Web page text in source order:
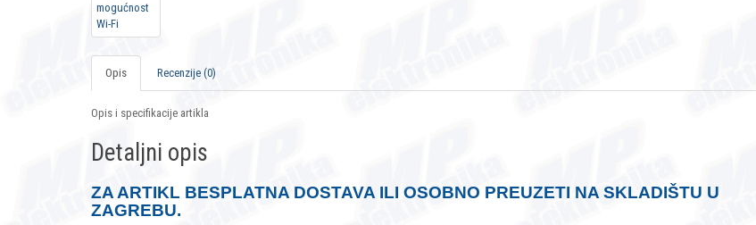
Opis Recenzije (0)
Opis i specifikacije artikla
Detaljni opis
ZA ARTIKL BESPLATNA DOSTAVA ILI OSOBNO PREUZETI NA SKLADIŠTU U
ZAGREBU.